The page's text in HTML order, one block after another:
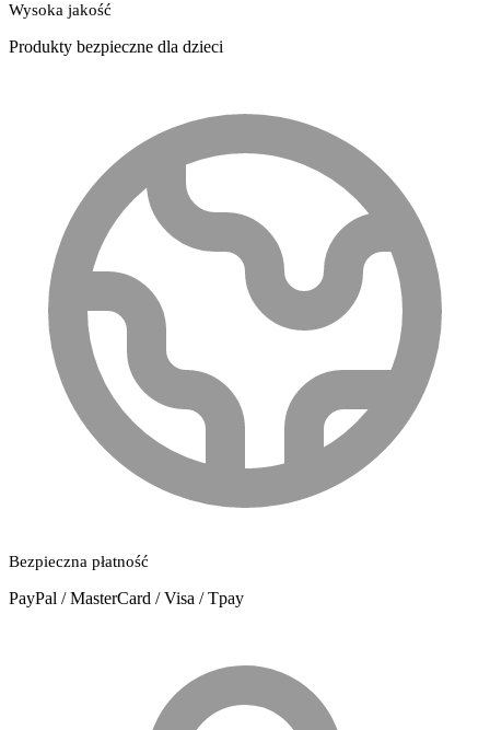
Wysoka jakość
Produkty bezpieczne dla dzieci
Bezpieczna płatność
PayPal / MasterCard / Visa / Tpay